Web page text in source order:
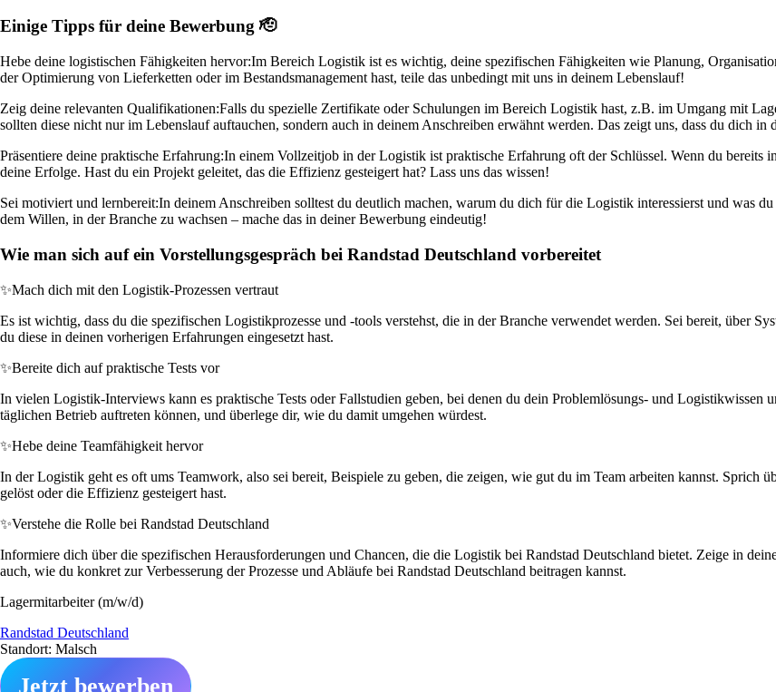
Einige Tipps für deine Bewerbung 🫡
Hebe deine logistischen Fähigkeiten hervor:Im Bereich Logistik ist es wichtig, deine spezifischen Fähigkeiten wie Planung,
der Optimierung von Lieferketten oder im Bestandsmanagement hast, teile das unbedingt mit uns in deinem Lebenslauf!
Zeig deine relevanten Qualifikationen:Falls du spezielle Zertifikate oder Schulungen im Bereich Logistik hast, z.B. im Umgang mit
sollten diese nicht nur im Lebenslauf auftauchen, sondern auch in deinem Anschreiben erwähnt werden. Das zeigt uns, dass du dich in
Präsentiere deine praktische Erfahrung:In einem Vollzeitjob in der Logistik ist praktische Erfahrung oft der Schlüssel. Wenn du bereits
deine Erfolge. Hast du ein Projekt geleitet, das die Effizienz gesteigert hat? Lass uns das wissen!
Sei motiviert und lernbereit:In deinem Anschreiben solltest du deutlich machen, warum du dich für die Logistik interessierst und was
dem Willen, in der Branche zu wachsen – mache das in deiner Bewerbung eindeutig!
Wie man sich auf ein Vorstellungsgespräch bei Randstad Deutschland vorbereitet
✨Mach dich mit den Logistik-Prozessen vertraut
Es ist wichtig, dass du die spezifischen Logistikprozesse und -tools verstehst, die in der Branche verwendet werden. Sei bereit, über
du diese in deinen vorherigen Erfahrungen eingesetzt hast.
✨Bereite dich auf praktische Tests vor
In vielen Logistik-Interviews kann es praktische Tests oder Fallstudien geben, bei denen du dein Problemlösungs- und
täglichen Betrieb auftreten können, und überlege dir, wie du damit umgehen würdest.
✨Hebe deine Teamfähigkeit hervor
In der Logistik geht es oft ums Teamwork, also sei bereit, Beispiele zu geben, die zeigen, wie gut du im Team arbeiten kannst. Sprich
gelöst oder die Effizienz gesteigert hast.
✨Verstehe die Rolle bei Randstad Deutschland
Informiere dich über die spezifischen Herausforderungen und Chancen, die die Logistik bei Randstad Deutschland bietet. Zeige in
auch, wie du konkret zur Verbesserung der Prozesse und Abläufe bei Randstad Deutschland beitragen kannst.
Lagermitarbeiter (m/w/d)
Randstad Deutschland
Standort: Malsch
Jetzt bewerben